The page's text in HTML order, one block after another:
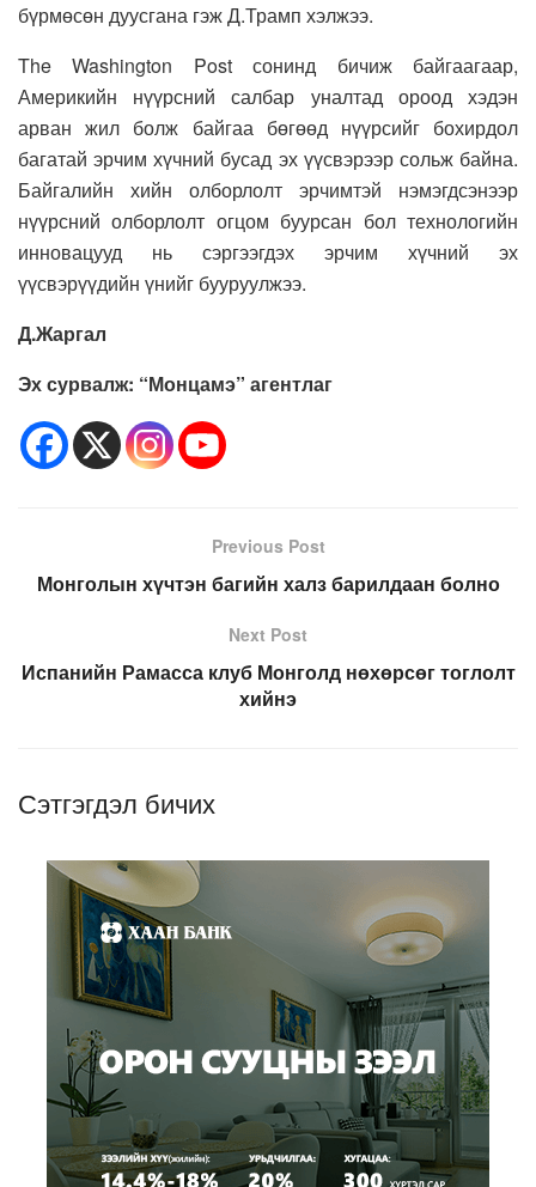
бүрмөсөн дуусгана гэж Д.Трамп хэлжээ.
The Washington Post сонинд бичиж байгаагаар,
Америкийн нүүрсний салбар уналтад ороод хэдэн
арван жил болж байгаа бөгөөд нүүрсийг бохирдол
багатай эрчим хүчний бусад эх үүсвэрээр сольж байна.
Байгалийн хийн олборлолт эрчимтэй нэмэгдсэнээр
нүүрсний олборлолт огцом буурсан бол технологийн
инновацууд нь сэргээгдэх эрчим хүчний эх
үүсвэрүүдийн үнийг бууруулжээ.
Д.Жаргал
Эх сурвалж: “Монцамэ” агентлаг
Previous Post
Монголын хүчтэн багийн халз барилдаан болно
Next Post
Испанийн Рамасса клуб Монголд нөхөрсөг тоглолт
хийнэ
Сэтгэгдэл бичих